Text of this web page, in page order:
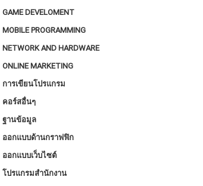
GAME DEVELOMENT
MOBILE PROGRAMMING
NETWORK AND HARDWARE
ONLINE MARKETING
การเขียนโปรแกรม
คอร์สอื่นๆ
ฐานข้อมูล
ออกแบบด้านกราฟฟิก
ออกแบบเว็บไซต์
โปรแกรมสํานักงาน